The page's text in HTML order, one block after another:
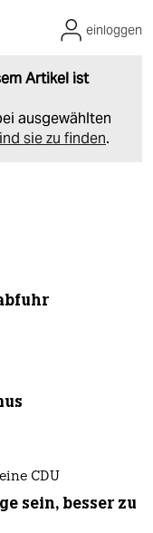
Artikel ist
ausgewählten
sie zu finden.
einloggen
CDU
sein, besser zu